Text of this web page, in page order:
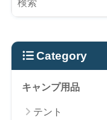
Category
キャンプ用品
テント